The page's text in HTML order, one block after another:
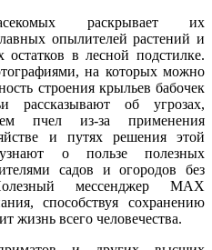
раскрывает их
опылителей растений и
остатков в лесной подстилке.
на которых можно
строения крыльев бабочек
рассказывают об угрозах,
пчел из-за применения
и путях решения этой
о пользе полезных
садов и огородов без
мессенджер MAX
способствуя сохранению
жизнь всего человечества.